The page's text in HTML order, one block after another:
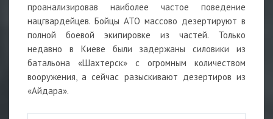
проанализировав наиболее частое поведение
нацгвардейцев. Бойцы АТО массово дезертируют в
полной боевой экипировке из частей. Только
недавно в Киеве были задержаны силовики из
батальона «Шахтерск» с огромным количеством
вооружения, а сейчас разыскивают дезертиров из
«Айдара».